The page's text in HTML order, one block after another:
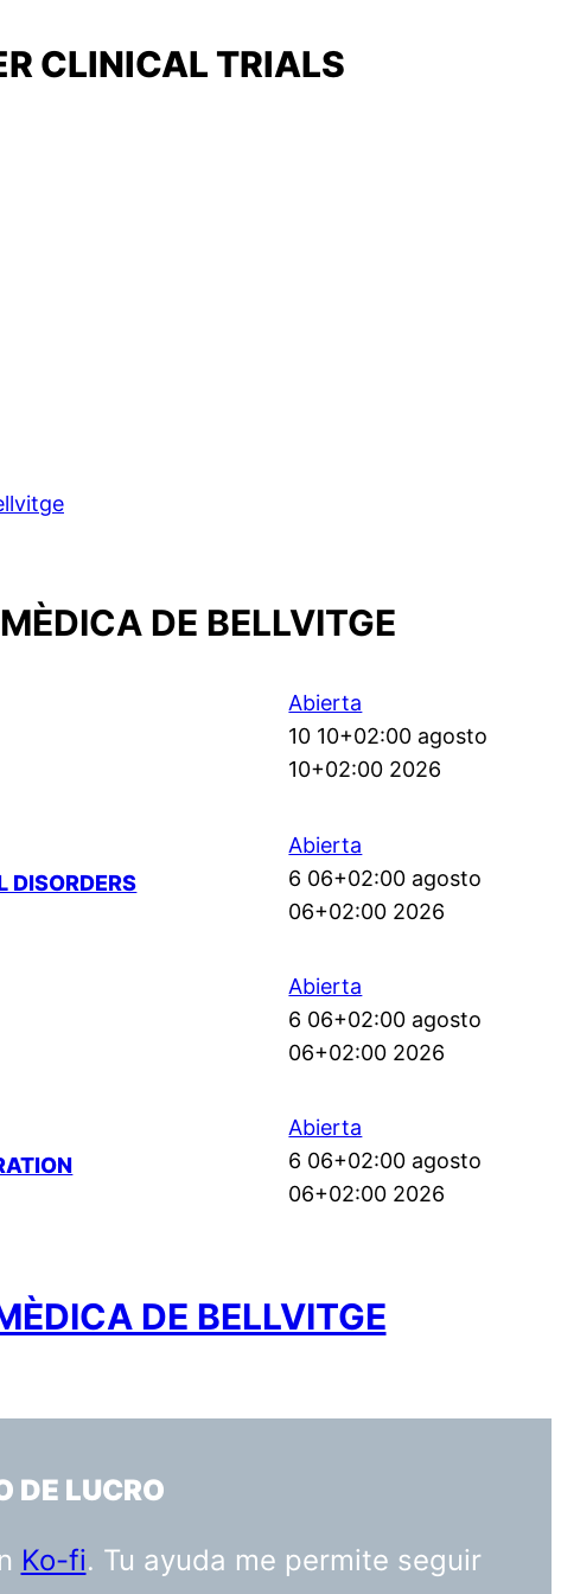
CLINICAL TRIALS
DE BELLVITGE
Abierta
10 10+02:00 agosto
10+02:00 2026
DISORDERS
Abierta
6 06+02:00 agosto
06+02:00 2026
Abierta
6 06+02:00 agosto
06+02:00 2026
Abierta
6 06+02:00 agosto
06+02:00 2026
DE BELLVITGE
DE LUCRO
Ko-fi. Tu ayuda me permite seguir